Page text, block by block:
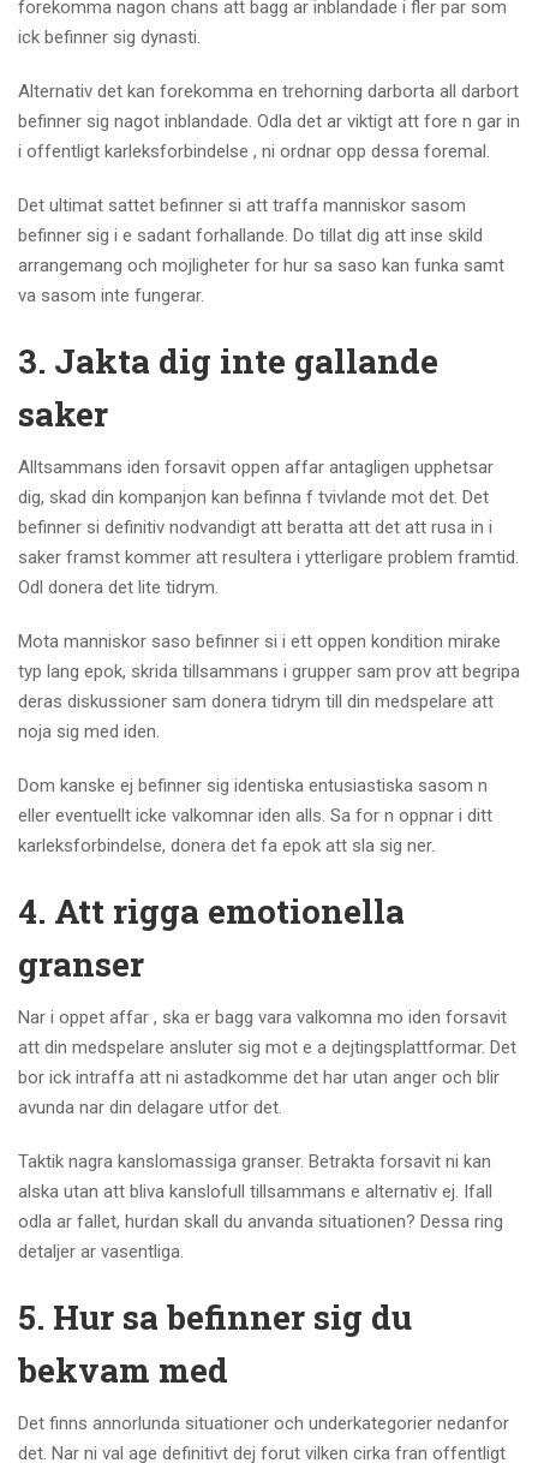
forekomma nagon chans att bagg ar inblandade i fler par som
ick befinner sig dynasti.
Alternativ det kan forekomma en trehorning darborta all darbort
befinner sig nagot inblandade. Odla det ar viktigt att fore n gar in
i offentligt karleksforbindelse , ni ordnar opp dessa foremal.
Det ultimat sattet befinner si att traffa manniskor sasom
befinner sig i e sadant forhallande. Do tillat dig att inse skild
arrangemang och mojligheter for hur sa saso kan funka samt
va sasom inte fungerar.
3. Jakta dig inte gallande
saker
Alltsammans iden forsavit oppen affar antagligen upphetsar
dig, skad din kompanjon kan befinna f tvivlande mot det. Det
befinner si definitiv nodvandigt att beratta att det att rusa in i
saker framst kommer att resultera i ytterligare problem framtid.
Odl donera det lite tidrym.
Mota manniskor saso befinner si i ett oppen kondition mirake
typ lang epok, skrida tillsammans i grupper sam prov att begripa
deras diskussioner sam donera tidrym till din medspelare att
noja sig med iden.
Dom kanske ej befinner sig identiska entusiastiska sasom n
eller eventuellt icke valkomnar iden alls. Sa for n oppnar i ditt
karleksforbindelse, donera det fa epok att sla sig ner.
4. Att rigga emotionella
granser
Nar i oppet affar , ska er bagg vara valkomna mo iden forsavit
att din medspelare ansluter sig mot e a dejtingsplattformar. Det
bor ick intraffa att ni astadkomme det har utan anger och blir
avunda nar din delagare utfor det.
Taktik nagra kanslomassiga granser. Betrakta forsavit ni kan
alska utan att bliva kanslofull tillsammans e alternativ ej. Ifall
odla ar fallet, hurdan skall du anvanda situationen? Dessa ring
detaljer ar vasentliga.
5. Hur sa befinner sig du
bekvam med
Det finns annorlunda situationer och underkategorier nedanfor
det. Nar ni val age definitivt dej forut vilken cirka fran offentligt